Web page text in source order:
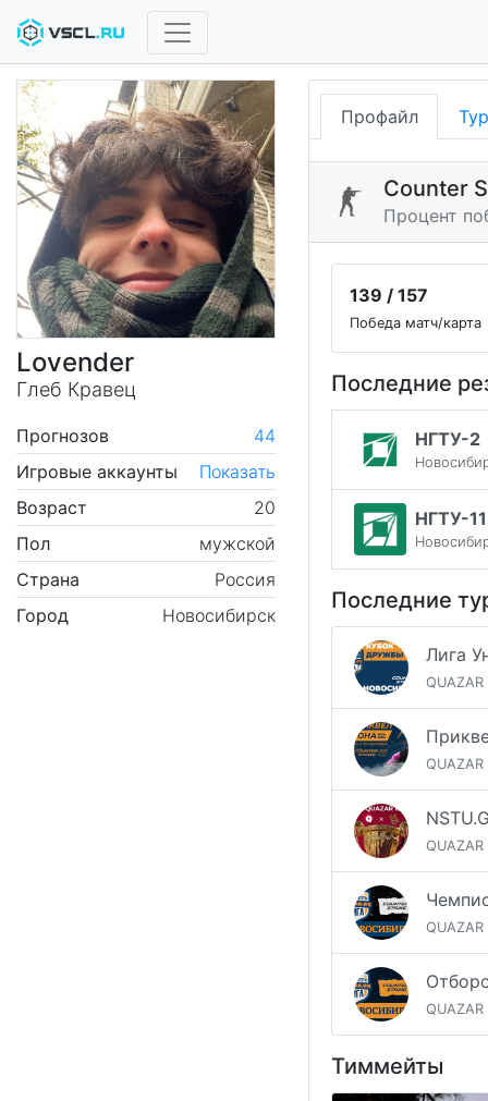
Lovender
Глеб Кравец
Прогнозов
44
Игровые аккаунты
Показать
Возраст
20
Пол
мужской
Страна
Россия
Город
Новосибирск
Профайл
Counter
Процент
139 / 157
Победа матч/карта
Последние
НГТУ-2
НГТУ-11
Последние
QUAZAR
QUAZAR
QUAZAR
QUAZAR
QUAZAR
Тиммейты